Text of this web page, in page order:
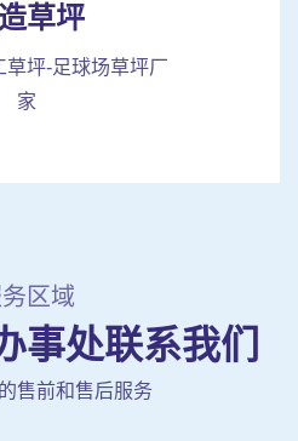
草坪
草坪-足球场草坪厂
家
区域
事处联系我们
售前和售后服务